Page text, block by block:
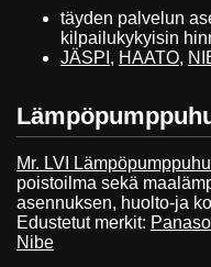
täyden palvelun
kilpailukykyisin
JÄSPI , HAATO,
Mr. LVI
poistoilma sekä
asennuksen, huolto-ja
Edustetut merkit:
Nibe